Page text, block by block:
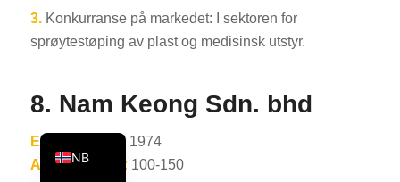
3.Konkurranse på markedet: I sektoren for
sprøytestøping av plast og medisinsk utstyr.
8. Nam Keong Sdn. bhd
Etableringsår: 1974
Antall ansatte: 100-150
NB
IT
DE
RU